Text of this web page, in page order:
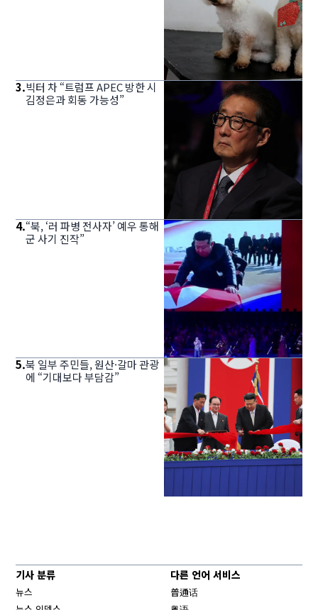
3.빅터 차 “트럼프 APEC 방한 시
김정은과 회동 가능성”
4.“북, ‘러 파병 전사자’ 예우 통해
군 사기 진작”
5.북 일부 주민들, 원산·갈마 관광
에 “기대보다 부담감”
기사 분류
뉴스
다른 언어 서비스
普通话